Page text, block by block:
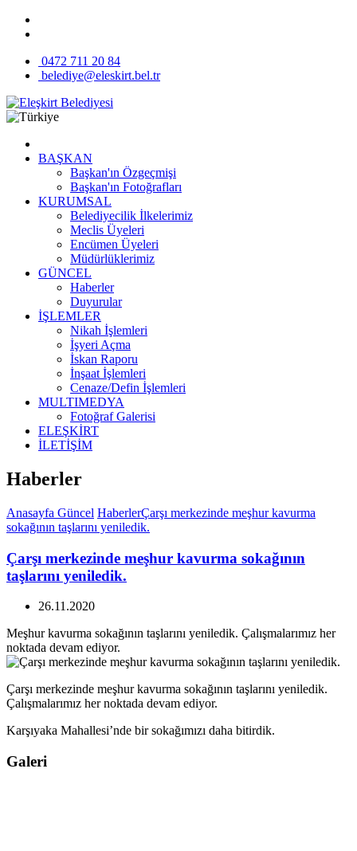
0472 711 20 84
belediye@eleskirt.bel.tr
BAŞKAN
Başkan'ın Özgeçmişi
Başkan'ın Fotoğrafları
KURUMSAL
Belediyecilik İlkelerimiz
Meclis Üyeleri
Encümen Üyeleri
Müdürlüklerimiz
GÜNCEL
Haberler
Duyurular
İŞLEMLER
Nikah İşlemleri
İşyeri Açma
İskan Raporu
İnşaat İşlemleri
Cenaze/Defin İşlemleri
MULTIMEDYA
Fotoğraf Galerisi
ELEŞKİRT
İLETİŞİM
Haberler
Anasayfa Güncel HaberlerÇarşı merkezinde meşhur kavurma
sokağının taşlarını yeniledik.
Çarşı merkezinde meşhur kavurma sokağının
taşlarını yeniledik.
26.11.2020
Meşhur kavurma sokağının taşlarını yeniledik. Çalışmalarımız her
noktada devam ediyor.
Çarşı merkezinde meşhur kavurma sokağının taşlarını yeniledik.
Çalışmalarımız her noktada devam ediyor.
Karşıyaka Mahallesi’nde bir sokağımızı daha bitirdik.
Galeri